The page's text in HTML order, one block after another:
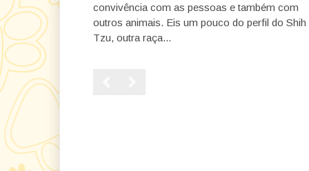
convivência com as pessoas e também com
outros animais. Eis um pouco do perfil do Shih
Tzu, outra raça...